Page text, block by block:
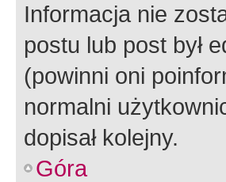
Informacja nie
postu lub post był
(powinni oni
normalni
dopisał kolejny.
Góra